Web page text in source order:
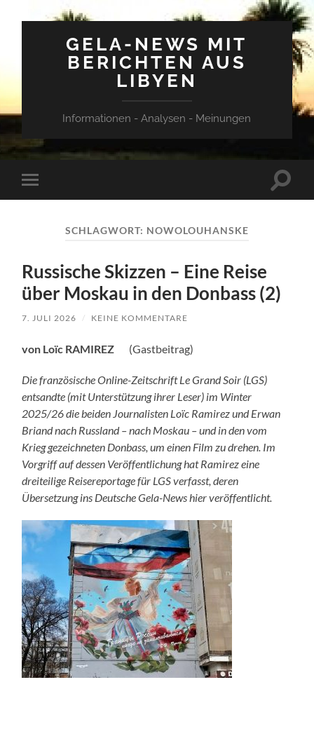
GELA-NEWS MIT
BERICHTEN AUS
LIBYEN
Informationen - Analysen - Meinungen
Mobile-
Menü
SCHLAGWORT: NOWOLOUHANSKE
Russische Skizzen – Eine Reise
über Moskau in den Donbass (2)
7. JULI 2026 / KEINE KOMMENTARE
von Loïc RAMIREZ (Gastbeitrag)
Die französische Online-Zeitschrift Le Grand Soir (LGS)
entsandte (mit Unterstützung ihrer Leser) im Winter
2025/26 die beiden Journalisten Loïc Ramirez und Erwan
Briand nach Russland – nach Moskau – und in den vom
Krieg gezeichneten Donbass, um einen Film zu drehen. Im
Vorgriff auf dessen Veröffentlichung hat Ramirez eine
dreiteilige Reisereportage für LGS verfasst, deren
Übersetzung ins Deutsche Gela-News hier veröffentlicht.